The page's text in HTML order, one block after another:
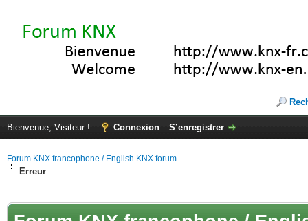
Bienvenue, Visiteur ! Connexion S’enregistrer
Forum KNX francophone / English KNX forum
Erreur